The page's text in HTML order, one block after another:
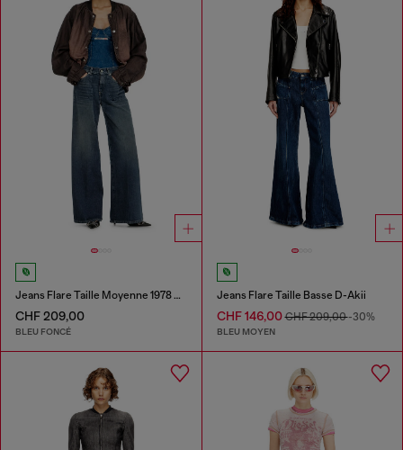
Jeans Flare Taille Moyenne 1978 D-Akemi
CHF 209,00
BLEU FONCÉ
Jeans Flare Taille Basse D-Akii
CHF 146,00CHF 209,00-30%
BLEU MOYEN